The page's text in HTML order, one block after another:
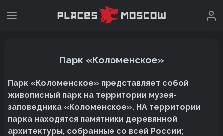
Парк «Коломенское»
Парк «Коломенское» представляет собой
живописный парк на территории музея-
заповедника «Коломенское». НА территории
парка находятся памятники деревянной
архитектуры, собранные со всей России;